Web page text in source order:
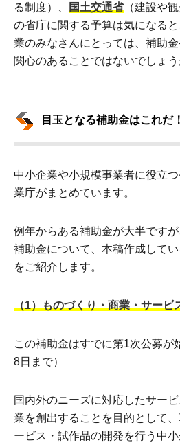
る制度）、 国土交通省（建設や
の省庁に関する予算は気になる
業のみなさんにとっては、補助
関心のあることではないでしょう
目玉となる補助金はこれだ！
中小企業や小規模事業者に役立
業庁がまとめています。
例年からある補助金が大半です
補助金について、本稿作成して
をご紹介します。
（1）ものづくり・商業・サービ
この補助金はすでに第1次公募が
8日まで）
国内外のニーズに対応したサー
業を創出することを目的として
ービス・試作品の開発を行う中